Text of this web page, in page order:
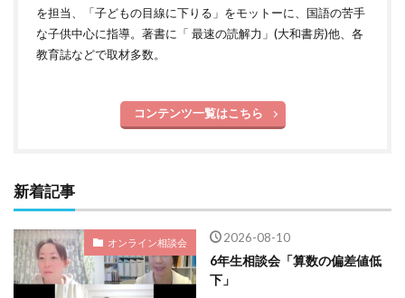
を担当、「子どもの目線に下りる」をモットーに、国語の苦手
な子供中心に指導。著書に「 最速の読解力」(大和書房)他、各
教育誌などで取材多数。
コンテンツ一覧はこちら
新着記事
オンライン相談会 2026-08-10
6年生相談会「算数の偏差値低
下」